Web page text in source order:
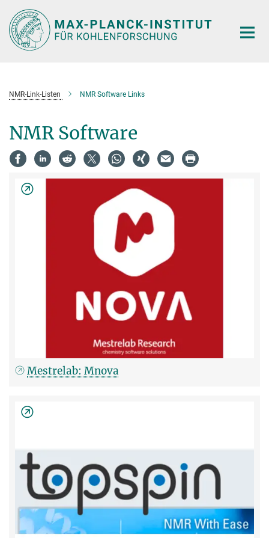
Hauptinhalt
NMR-Link-Listen NMR Software Links
NMR Software
Mestrelab: Mnova